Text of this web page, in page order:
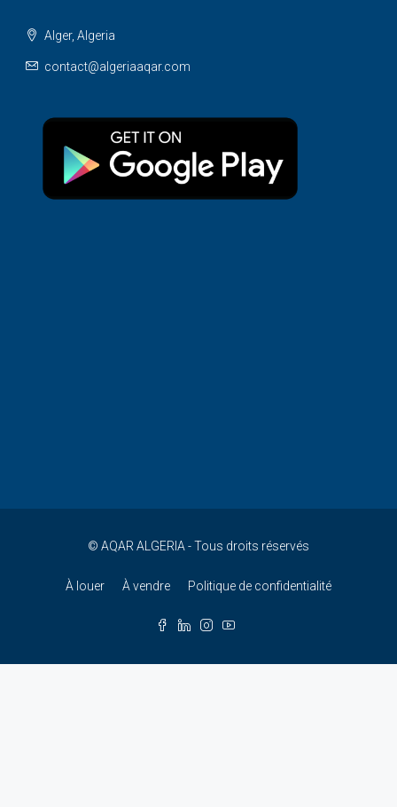
Alger, Algeria
contact@algeriaaqar.com
© AQAR ALGERIA - Tous droits réservés
À louer À vendre Politique de confidentialité